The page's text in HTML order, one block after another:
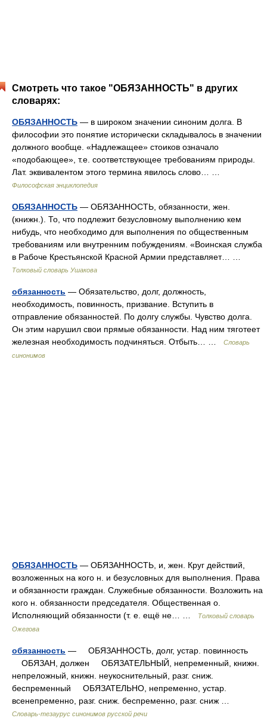
Смотреть что такое "ОБЯЗАННОСТЬ" в других
словарях:
ОБЯЗАННОСТЬ — в широком значении синоним долга. В
философии это понятие исторически складывалось в значении
должного вообще. «Надлежащее» стоиков означало
«подобающее», т.е. соответствующее требованиям природы.
Лат. эквивалентом этого термина явилось слово… …
Философская энциклопедия
ОБЯЗАННОСТЬ — ОБЯЗАННОСТЬ, обязанности, жен.
(книжн.). То, что подлежит безусловному выполнению кем
нибудь, что необходимо для выполнения по общественным
требованиям или внутренним побуждениям. «Воинская служба
в Рабоче Крестьянской Красной Армии представляет… …
Толковый словарь Ушакова
обязанность — Обязательство, долг, должность,
необходимость, повинность, призвание. Вступить в
отправление обязанностей. По долгу службы. Чувство долга.
Он этим нарушил свои прямые обязанности. Над ним тяготеет
железная необходимость подчиняться. Отбыть… …
Словарь
синонимов
ОБЯЗАННОСТЬ — ОБЯЗАННОСТЬ, и, жен. Круг действий,
возложенных на кого н. и безусловных для выполнения. Права
и обязанности граждан. Служебные обязанности. Возложить на
кого н. обязанности председателя. Общественная о.
Исполняющий обязанности (т. е. ещё не… …
Толковый словарь
Ожегова
обязанность — ОБЯЗАННОСТЬ, долг, устар. повинность
ОБЯЗАН, должен ОБЯЗАТЕЛЬНЫЙ, непременный, книжн.
непреложный, книжн. неукоснительный, разг. сниж.
беспременный ОБЯЗАТЕЛЬНО, непременно, устар.
всенепременно, разг. сниж. беспременно, разг. сниж …
Словарь-тезаурус синонимов русской речи